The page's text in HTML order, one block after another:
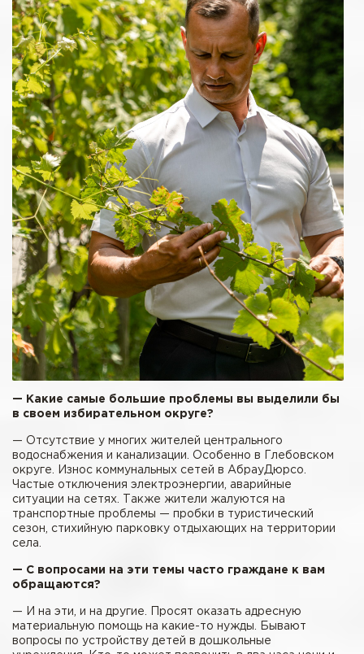
— Какие самые большие проблемы вы выделили бы
в своем избирательном округе?
— Отсутствие у многих жителей центрального
водоснабжения и канализации. Особенно в Глебовском
округе. Износ коммунальных сетей в АбрауДюрсо.
Частые отключения электроэнергии, аварийные
ситуации на сетях. Также жители жалуются на
транспортные проблемы — пробки в туристический
сезон, стихийную парковку отдыхающих на территории
села.
— С вопросами на эти темы часто граждане к вам
обращаются?
— И на эти, и на другие. Просят оказать адресную
материальную помощь на какие-то нужды. Бывают
вопросы по устройству детей в дошкольные